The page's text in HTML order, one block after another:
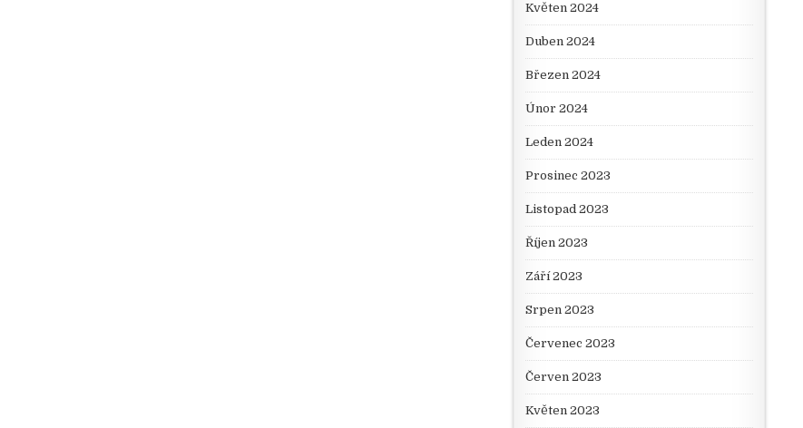
Květen 2024
Duben 2024
Březen 2024
Únor 2024
Leden 2024
Prosinec 2023
Listopad 2023
Říjen 2023
Září 2023
Srpen 2023
Červenec 2023
Červen 2023
Květen 2023